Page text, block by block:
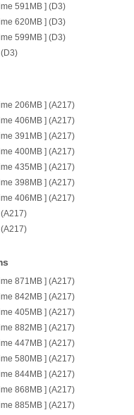
591MB ] (D3)
620MB ] (D3)
599MB ] (D3)
(D3)
206MB ] (A217)
406MB ] (A217)
391MB ] (A217)
400MB ] (A217)
435MB ] (A217)
398MB ] (A217)
406MB ] (A217)
(A217)
(A217)
871MB ] (A217)
842MB ] (A217)
405MB ] (A217)
882MB ] (A217)
447MB ] (A217)
580MB ] (A217)
844MB ] (A217)
868MB ] (A217)
885MB ] (A217)